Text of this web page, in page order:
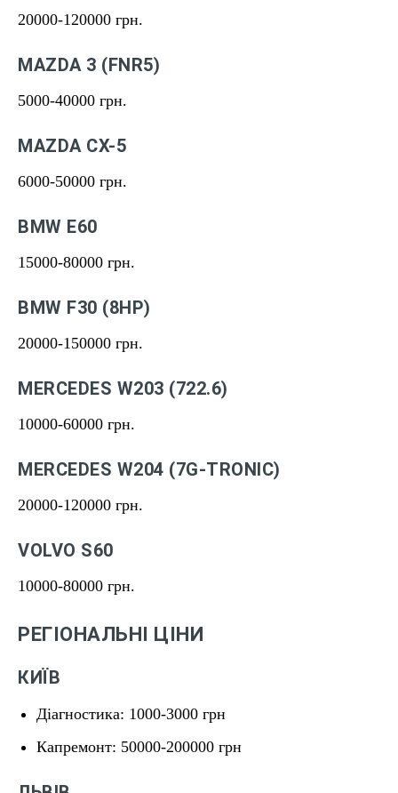
20000-120000 грн.
MAZDA 3 (FNR5)
5000-40000 грн.
MAZDA CX-5
6000-50000 грн.
BMW E60
15000-80000 грн.
BMW F30 (8HP)
20000-150000 грн.
MERCEDES W203 (722.6)
10000-60000 грн.
MERCEDES W204 (7G-TRONIC)
20000-120000 грн.
VOLVO S60
10000-80000 грн.
РЕГІОНАЛЬНІ ЦІНИ
КИЇВ
Діагностика: 1000-3000 грн
Капремонт: 50000-200000 грн